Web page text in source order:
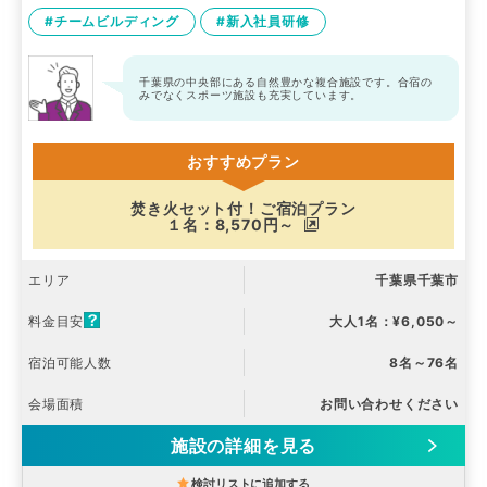
#チームビルディング #新入社員研修
千葉県の中央部にある自然豊かな複合施設です。合宿の
みでなくスポーツ施設も充実しています。
おすすめプラン
焚き火セット付！ご宿泊プラン
１名：8,570円～
エリア 千葉県千葉市
料金目安 大人1名：¥6,050～
宿泊可能人数 8名～76名
会場面積 お問い合わせください
施設の詳細を見る
検討リストに追加する